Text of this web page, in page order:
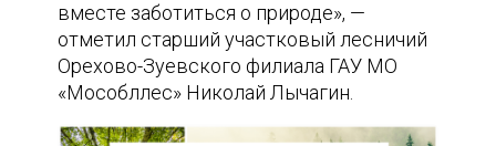
вместе заботиться о природе», —
отметил старший участковый лесничий
Орехово-Зуевского филиала ГАУ МО
«Мособллес» Николай Лычагин.